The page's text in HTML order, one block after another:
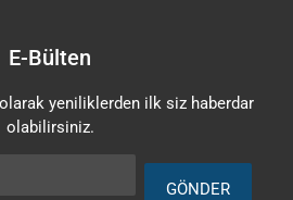
E-Bülten
yeniliklerden ilk siz haberdar
olabilirsiniz.
GÖNDER